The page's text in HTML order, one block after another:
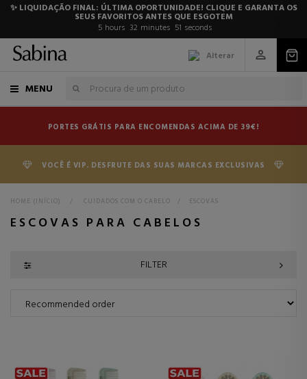
✨ LIQUIDAÇÃO FINAL: ÚLTIMA OPORTUNIDADE! CLIQUE E GARANTA OS
SEUS FAVORITOS ANTES QUE ESGOTEM
5 hours 32 minutes 51 seconds
Alterar
MENU
PORTES GRÁTIS PARA ENCOMENDAS ACIMA DE 39€!
VOCÊ É VIP. DESFRUTE DAS SUAS MARCAS EXCLUSIVAS
HOME (INÍCIO) > CUIDADOS COM O CABELO > ESCOVAS
ESCOVAS PARA CABELOS
FILTER